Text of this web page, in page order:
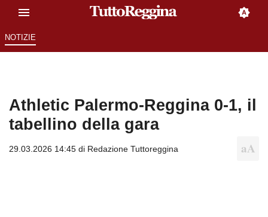
NOTIZIE
Athletic Palermo-Reggina 0-1, il
tabellino della gara
29.03.2026 14:45 di Redazione Tuttoreggina